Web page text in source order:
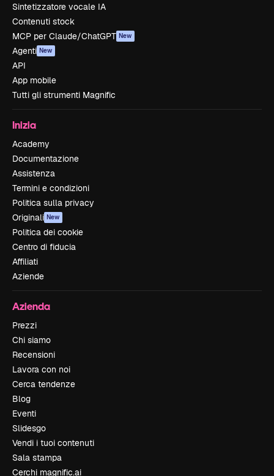
Sintetizzatore vocale IA
Contenuti stock
MCP per Claude/ChatGPT New
Agenti New
API
App mobile
Tutti gli strumenti Magnific
Inizia
Academy
Documentazione
Assistenza
Termini e condizioni
Politica sulla privacy
Originali New
Politica dei cookie
Centro di fiducia
Affiliati
Aziende
Azienda
Prezzi
Chi siamo
Recensioni
Lavora con noi
Cerca tendenze
Blog
Eventi
Slidesgo
Vendi i tuoi contenuti
Sala stampa
Cerchi magnific.ai